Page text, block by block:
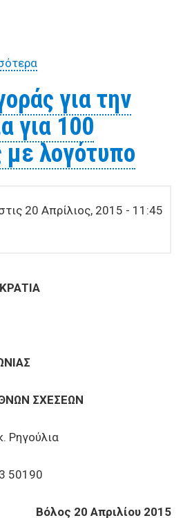
για ΟΡΘΗ ΕΠΑΝΑΛΗΨΗ -
προμήθεια για 100
μπλούζες με λογότυπο
για την
για 100
λογότυπο
20 Απρίλιος, 2015 - 11:45
ΣΧΕΣΕΩΝ
Ρηγούλια
50190
Βόλος 20 Απριλίου 2015